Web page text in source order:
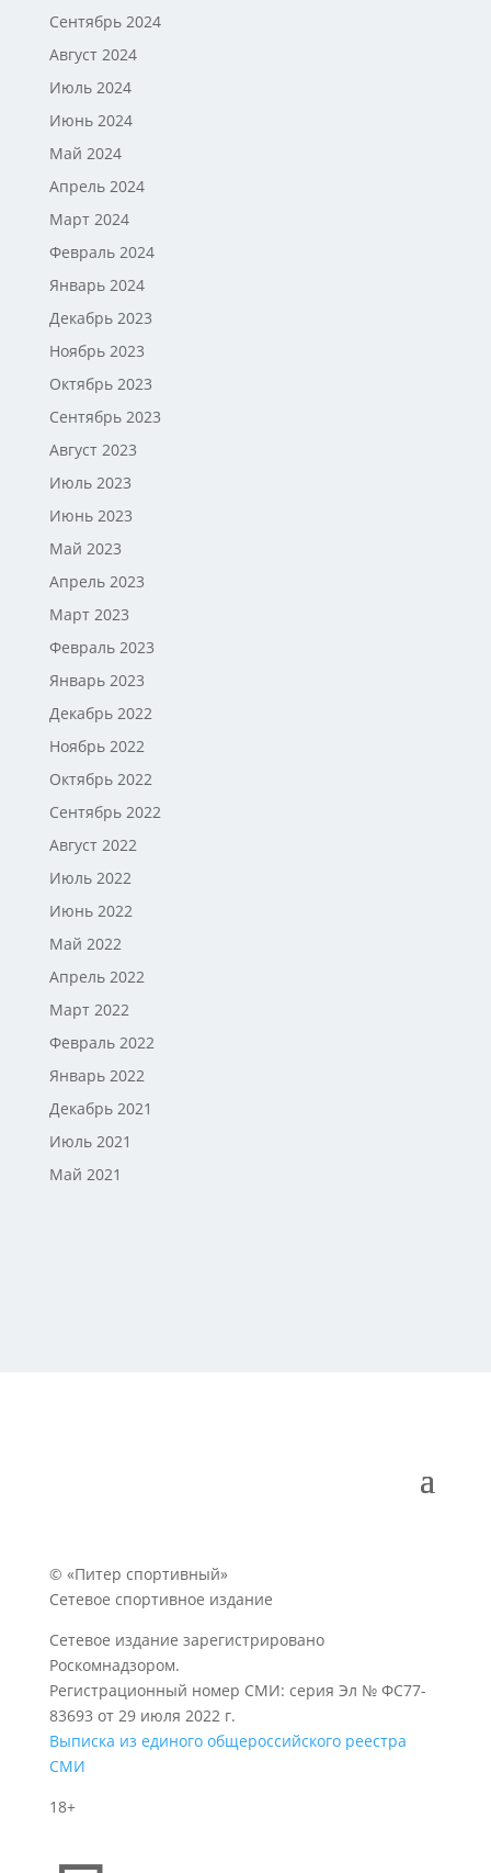
Сентябрь 2024
Август 2024
Июль 2024
Июнь 2024
Май 2024
Апрель 2024
Март 2024
Февраль 2024
Январь 2024
Декабрь 2023
Ноябрь 2023
Октябрь 2023
Сентябрь 2023
Август 2023
Июль 2023
Июнь 2023
Май 2023
Апрель 2023
Март 2023
Февраль 2023
Январь 2023
Декабрь 2022
Ноябрь 2022
Октябрь 2022
Сентябрь 2022
Август 2022
Июль 2022
Июнь 2022
Май 2022
Апрель 2022
Март 2022
Февраль 2022
Январь 2022
Декабрь 2021
Июль 2021
Май 2021
© «Питер спортивный»
Сетевое спортивное издание
Сетевое издание зарегистрировано
Роскомнадзором.
Регистрационный номер СМИ: серия Эл № ФС77-
83693 от 29 июля 2022 г.
Выписка из единого общероссийского реестра
СМИ
18+